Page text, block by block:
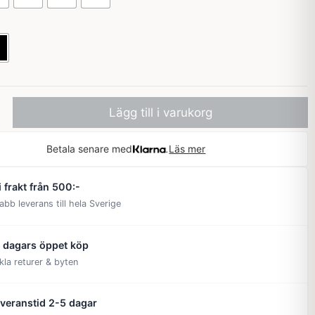
Lägg till i varukorg
Betala senare med Läs mer
frakt från 500:-
leverans till hela Sverige
dagars öppet köp
returer & byten
2-5 dagar